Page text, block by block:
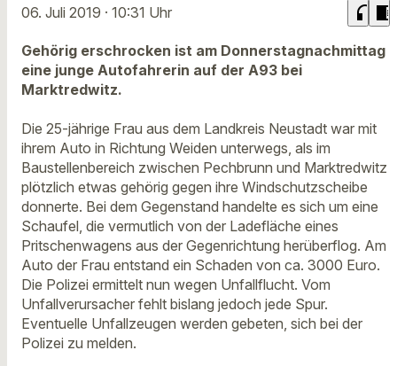
06. Juli 2019 · 10:31 Uhr headphones chrome_reader_mode
Gehörig erschrocken ist am Donnerstagnachmittag
eine junge Autofahrerin auf der A93 bei
Marktredwitz.
Die 25-jährige Frau aus dem Landkreis Neustadt war mit
ihrem Auto in Richtung Weiden unterwegs, als im
Baustellenbereich zwischen Pechbrunn und Marktredwitz
plötzlich etwas gehörig gegen ihre Windschutzscheibe
donnerte. Bei dem Gegenstand handelte es sich um eine
Schaufel, die vermutlich von der Ladefläche eines
Pritschenwagens aus der Gegenrichtung herüberflog. Am
Auto der Frau entstand ein Schaden von ca. 3000 Euro.
Die Polizei ermittelt nun wegen Unfallflucht. Vom
Unfallverursacher fehlt bislang jedoch jede Spur.
Eventuelle Unfallzeugen werden gebeten, sich bei der
Polizei zu melden.